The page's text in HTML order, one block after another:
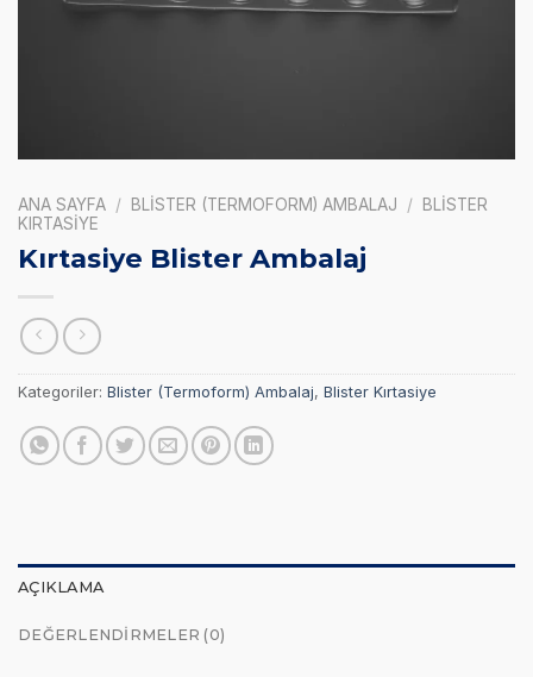
ANA SAYFA / BLISTER (TERMOFORM) AMBALAJ /
BLISTER
KIRTASIYE
Kırtasiye Blister Ambalaj
Kategoriler: Blister (Termoform) Ambalaj, Blister Kırtasiye
AÇIKLAMA
DEĞERLENDIRMELER (0)